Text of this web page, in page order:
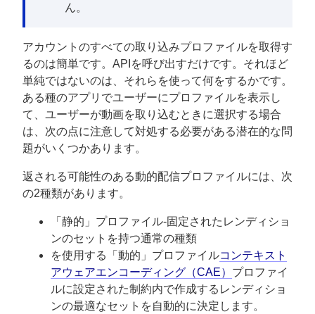
ん。
アカウントのすべての取り込みプロファイルを取得す
るのは簡単です。APIを呼び出すだけです。それほど
単純ではないのは、それらを使って何をするかです。
ある種のアプリでユーザーにプロファイルを表示し
て、ユーザーが動画を取り込むときに選択する場合
は、次の点に注意して対処する必要がある潜在的な問
題がいくつかあります。
返される可能性のある動的配信プロファイルには、次
の2種類があります。
「静的」プロファイル-固定されたレンディショ
ンのセットを持つ通常の種類
を使用する「動的」プロファイルコンテキスト
アウェアエンコーディング（CAE） プロファイ
ルに設定された制約内で作成するレンディショ
ンの最適なセットを自動的に決定します。